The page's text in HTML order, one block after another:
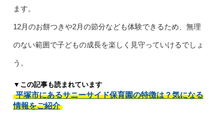
ます。
12月のお餅つきや2月の節分なども体験できるため、無理
のない範囲で子どもの成長を楽しく見守っていけるでしょ
う。
▼この記事も読まれています
平塚市にあるサニーサイド保育園の特徴は？気になる
情報をご紹介